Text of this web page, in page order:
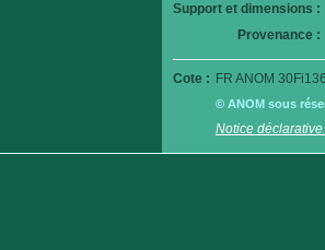
Support et dimensions :
Provenance :
Cote : FR ANOM
© ANOM sous
Notice